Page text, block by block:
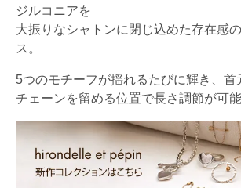
ジルコニアを
大振りなシャトンに閉じ込めた存在感
ス。
5つのモチーフが揺れるたびに輝き、首
チェーンを留める位置で長さ調節が可能